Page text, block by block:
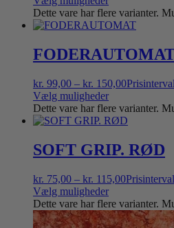
Dette vare har flere varianter.
kr. 99,00 – kr. 150,00
Vælg muligheder
Dette vare har flere varianter.
SOFT GRIP. RØD
kr. 75,00 – kr. 115,00
Vælg muligheder
Dette vare har flere varianter.